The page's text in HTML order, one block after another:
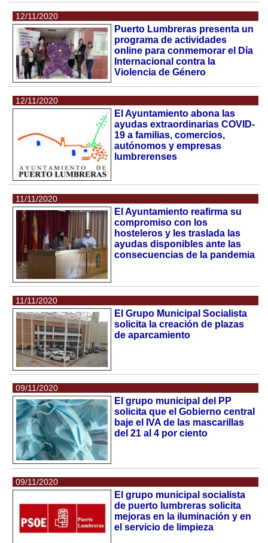
12/11/2020
Puerto Lumbreras presenta un
programa de actividades
online para conmemorar el Día
Internacional contra la
Violencia de Género
12/11/2020
El Ayuntamiento abona las
ayudas extraordinarias COVID-
19 a familias, comercios,
autónomos y empresas
lumbrerenses
11/11/2020
El Ayuntamiento reafirma su
compromiso con los
hosteleros y les traslada las
ayudas disponibles ante las
consecuencias de la pandemia
11/11/2020
El Grupo Municipal Socialista
solicita la creación de plazas
de aparcamiento
09/11/2020
El grupo municipal del PP
solicita que el Gobierno central
baje el IVA de las mascarillas
del 21 al 4 por ciento
09/11/2020
El grupo municipal socialista
de puerto lumbreras solicita
mejoras en la iluminación y en
el servicio de limpieza